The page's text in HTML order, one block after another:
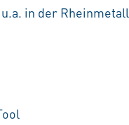
in der Rheinmetall